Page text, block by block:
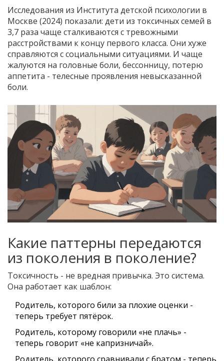
Исследования из Института детской психологии в
Москве (2024) показали: дети из токсичных семей в
3,7 раза чаще сталкиваются с тревожными
расстройствами к концу первого класса. Они хуже
справляются с социальными ситуациями. И чаще
жалуются на головные боли, бессонницу, потерю
аппетита - телесные проявления невысказанной
боли.
Какие паттерны передаются
из поколения в поколение?
Токсичность - не вредная привычка. Это система.
Она работает как шаблон:
Родитель, которого били за плохие оценки -
теперь требует пятёрок.
Родитель, которому говорили «не плачь» -
теперь говорит «не капризничай».